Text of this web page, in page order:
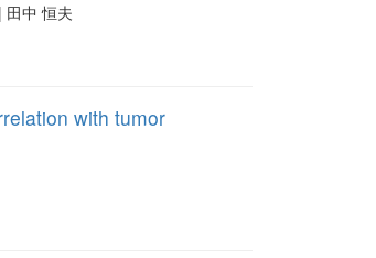
田中 恒夫
with tumor